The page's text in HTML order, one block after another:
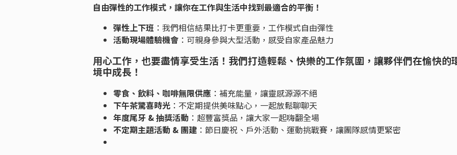
自由彈性的工作模式，讓你在工作與生活中找到最適合的平衡！
彈性上下班 ：我們相信結果比打卡更重要，工作模式自由彈性
活動現場體驗機會 ：可親身參與大型活動，感受自家產品魅力
用心工作，也要盡情享受生活！我們打造輕鬆、快樂的工作氛圍，讓夥伴們在愉快的
境中成長！
零食、飲料、咖啡無限供應 ：補充能量，讓靈感源源不絕
下午茶驚喜時光 ：不定期提供美味點心，一起放鬆聊聊天
年度尾牙 & 抽獎活動 ：超豐富獎品，讓大家一起嗨翻全場
不定期主題活動 & 團建 ：節日慶祝、戶外活動、運動挑戰賽，讓團隊感情更緊密